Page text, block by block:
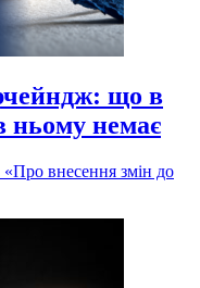
що в
ньому немає
внесення змін до